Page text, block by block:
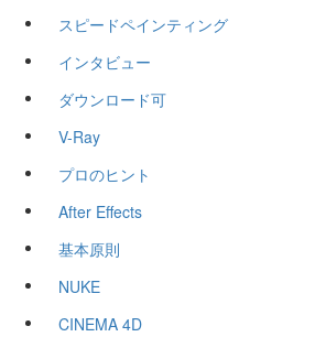
スピードペインティング
インタビュー
ダウンロード可
V-Ray
プロのヒント
After Effects
基本原則
NUKE
CINEMA 4D